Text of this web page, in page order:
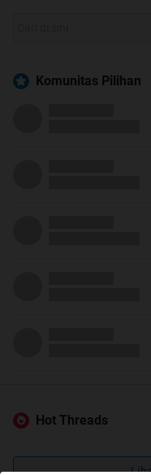
Komunitas Pilihan
Hot Threads